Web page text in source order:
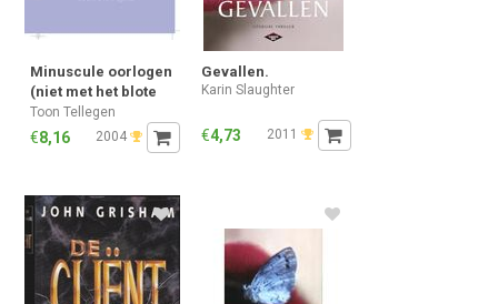
Minuscule oorlogen
(niet met het blote
oog zichtbaar)
Toon Tellegen
€8,16 2004
Gevallen.
Karin Slaughter
€4,73 2011